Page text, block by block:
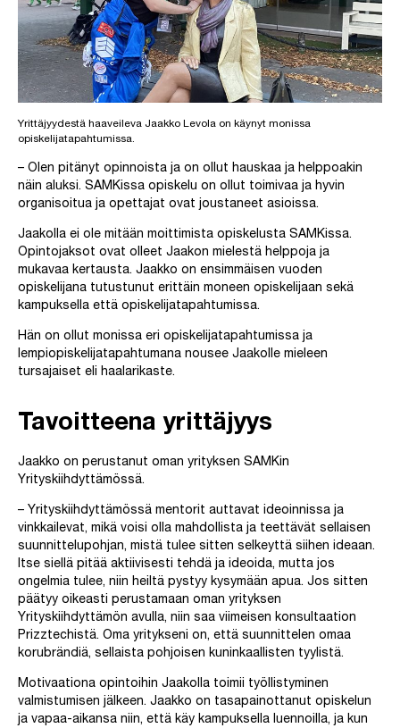
Yrittäjyydestä haaveileva Jaakko Levola on käynyt monissa
opiskelijatapahtumissa.
– Olen pitänyt opinnoista ja on ollut hauskaa ja helppoakin
näin aluksi. SAMKissa opiskelu on ollut toimivaa ja hyvin
organisoitua ja opettajat ovat joustaneet asioissa.
Jaakolla ei ole mitään moittimista opiskelusta SAMKissa.
Opintojaksot ovat olleet Jaakon mielestä helppoja ja
mukavaa kertausta. Jaakko on ensimmäisen vuoden
opiskelijana tutustunut erittäin moneen opiskelijaan sekä
kampuksella että opiskelijatapahtumissa.
Hän on ollut monissa eri opiskelijatapahtumissa ja
lempiopiskelijatapahtumana nousee Jaakolle mieleen
tursajaiset eli haalarikaste.
Tavoitteena yrittäjyys
Jaakko on perustanut oman yrityksen SAMKin
Yrityskiihdyttämössä.
– Yrityskiihdyttämössä mentorit auttavat ideoinnissa ja
vinkkailevat, mikä voisi olla mahdollista ja teettävät sellaisen
suunnittelupohjan, mistä tulee sitten selkeyttä siihen ideaan.
Itse siellä pitää aktiivisesti tehdä ja ideoida, mutta jos
ongelmia tulee, niin heiltä pystyy kysymään apua. Jos sitten
päätyy oikeasti perustamaan oman yrityksen
Yrityskiihdyttämön avulla, niin saa viimeisen konsultaation
Prizztechistä. Oma yritykseni on, että suunnittelen omaa
korubrändiä, sellaista pohjoisen kuninkaallisten tyylistä.
Motivaationa opintoihin Jaakolla toimii työllistyminen
valmistumisen jälkeen. Jaakko on tasapainottanut opiskelun
ja vapaa-aikansa niin, että käy kampuksella luennoilla, ja kun